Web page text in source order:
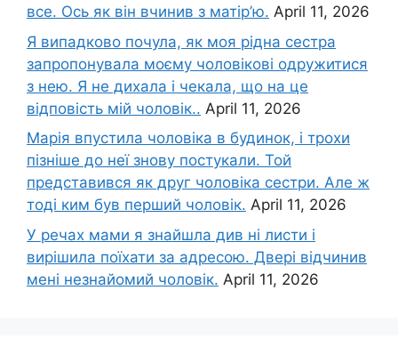
все. Ось як він вчинив з матір’ю. April 11, 2026
Я випадково почула, як моя рідна сестра
запропонувала моєму чоловікові одружитися
з нею. Я не дихала і чекала, що на це
відповість мій чоловік.. April 11, 2026
Марія впустила чоловіка в будинок, і трохи
пізніше до неї знову постукали. Той
представився як друг чоловіка сестри. Але ж
тоді ким був перший чоловік. April 11, 2026
У речах мами я знайшла див ні листи і
вирішила поїхати за адресою. Двері відчинив
мені незнайомий чоловік. April 11, 2026